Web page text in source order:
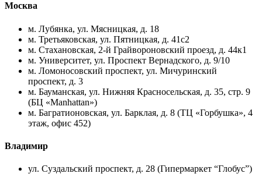
Москва
м. Лубянка, ул. Мясницкая, д. 18
м. Третьяковская, ул. Пятницкая, д. 41с2
м. Стахановская, 2-й Грайвороновский проезд, д. 44к1
м. Университет, ул. Проспект Вернадского, д. 9/10
м. Ломоносовский проспект, ул. Мичуринский
проспект, д. 3
м. Бауманская, ул. Нижняя Красносельская, д. 35, стр. 9
(БЦ «Manhattan»)
м. Багратионовская, ул. Барклая, д. 8 (ТЦ «Горбушка», 4
этаж, офис 452)
Владимир
ул. Суздальский проспект, д. 28 (Гипермаркет “Глобус”)